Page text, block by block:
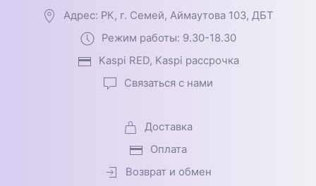
Адрес: РК, г. Семей, Аймаутова 103, ДБТ
Режим работы: 9.30-18.30
Kaspi RED, Kaspi рассрочка
Связаться с нами
Доставка
Оплата
Возврат и обмен